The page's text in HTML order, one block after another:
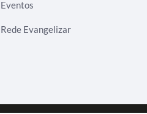
Eventos
Rede Evangelizar